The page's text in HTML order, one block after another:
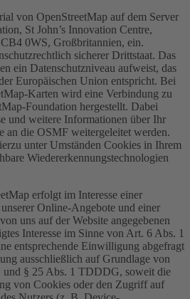
von OpenStreetMap auf dem Server
St John’s Innovation Centre,
0WS, Großbritannien, ein.
sicherer Drittstaat. Das
ein Datenschutzniveau aufweist, das
Europäischen Union entspricht. Bei
Karten wird eine Verbindung zu
Foundation hergestellt. Dabei
und weitere Informationen über Ihr
an die OSMF weitergeleitet werden.
unter Umständen Cookies in Ihrem
Wiedererkennungstechnologien
erfolgt im Interesse einer
Online-Angebote und einer
uns auf der Website angegebenen
Interesse im Sinne von Art. 6 Abs. 1
entsprechende Einwilligung abgefragt
ausschließlich auf Grundlage von
§ 25 Abs. 1 TDDDG, soweit die
von Cookies oder den Zugriff auf